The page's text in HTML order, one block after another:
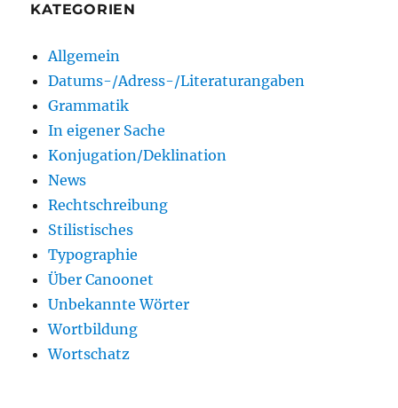
KATEGORIEN
Allgemein
Datums-/Adress-/Literaturangaben
Grammatik
In eigener Sache
Konjugation/Deklination
News
Rechtschreibung
Stilistisches
Typographie
Über Canoonet
Unbekannte Wörter
Wortbildung
Wortschatz